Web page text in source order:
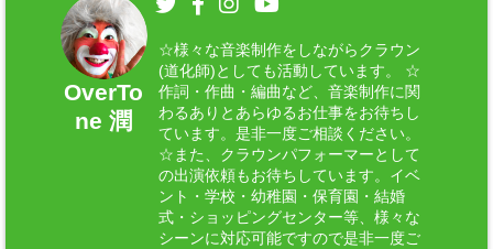
OverTo
ne 潤
☆様々な音楽制作をしながらクラウン
(道化師)としても活動しています。 ☆
作詞・作曲・編曲など、音楽制作に関
わるありとあらゆるお仕事をお待ちし
ています。是非一度ご相談ください。
☆また、クラウンパフォーマーとして
の出演依頼もお待ちしています。イベ
ント・学校・幼稚園・保育園・結婚
式・ショッピングセンター等、様々な
シーンに対応可能ですので是非一度ご